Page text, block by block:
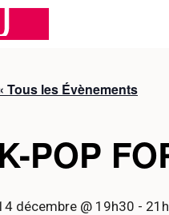
Tous les Évènements
K-POP
décembre @ 19h30 -